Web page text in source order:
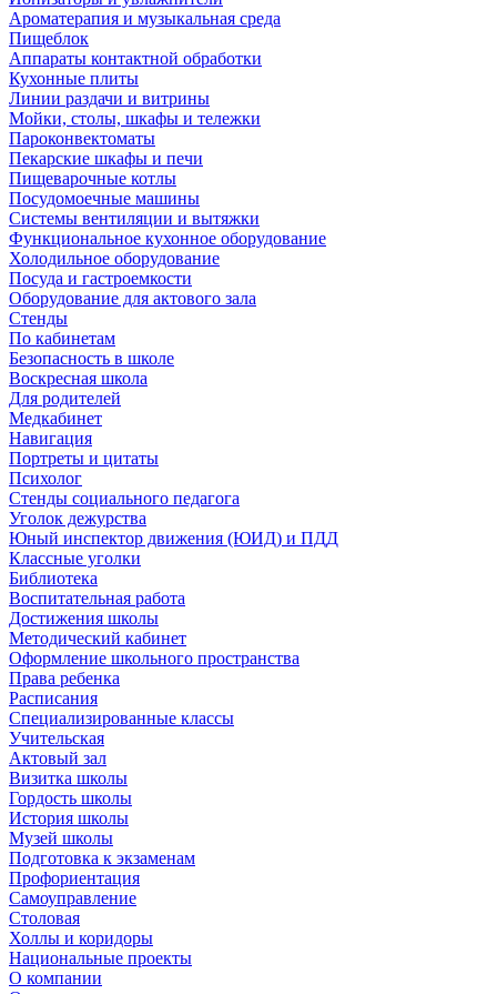
Ароматерапия и музыкальная среда
Пищеблок
Аппараты контактной обработки
Кухонные плиты
Линии раздачи и витрины
Мойки, столы, шкафы и тележки
Пароконвектоматы
Пекарские шкафы и печи
Пищеварочные котлы
Посудомоечные машины
Системы вентиляции и вытяжки
Функциональное кухонное оборудование
Холодильное оборудование
Посуда и гастроемкости
Оборудование для актового зала
Стенды
По кабинетам
Безопасность в школе
Воскресная школа
Для родителей
Медкабинет
Навигация
Портреты и цитаты
Психолог
Стенды социального педагога
Уголок дежурства
Юный инспектор движения (ЮИД) и ПДД
Классные уголки
Библиотека
Воспитательная работа
Достижения школы
Методический кабинет
Оформление школьного пространства
Права ребенка
Расписания
Специализированные классы
Учительская
Актовый зал
Визитка школы
Гордость школы
История школы
Музей школы
Подготовка к экзаменам
Профориентация
Самоуправление
Столовая
Холлы и коридоры
Национальные проекты
О компании